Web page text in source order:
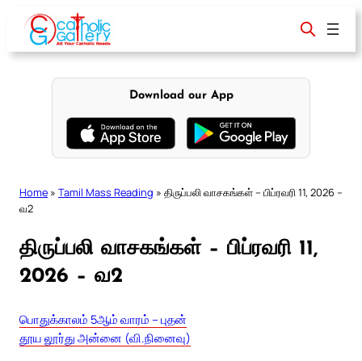
content
Download our App
Home » Tamil Mass Reading » திருப்பலி வாசகங்கள் – பிப்ரவரி 11, 2026 –
வ2
திருப்பலி வாசகங்கள் – பிப்ரவரி 11,
2026 – வ2
பொதுக்காலம் 5ஆம் வாரம் – புதன்
தூய லூர்து அன்னை (வி.நினைவு)